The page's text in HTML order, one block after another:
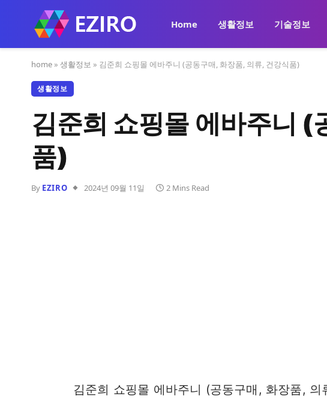
Home 생활정보 기술정보
home » 생활정보 » 김준희 쇼핑몰 에바주니 (공동구매, 화장품, 의류, 건강식품)
생활정보
김준희 쇼핑몰 에바주니 (
품)
By EZIRO 2024년 09월 11일 2 Mins Read
김준희 쇼핑몰 에바주니 (공동구매, 화장품,